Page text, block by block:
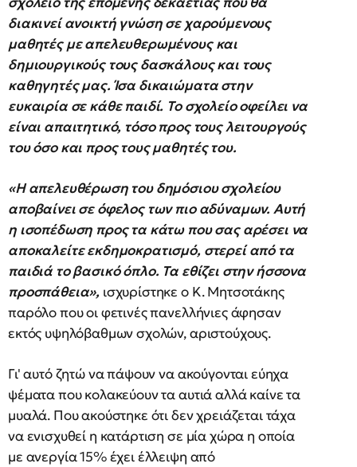
διακινεί ανοικτή γνώση σε χαρούμενους
μαθητές με απελευθερωμένους και
δημιουργικούς τους δασκάλους και τους
καθηγητές μας. Ίσα δικαιώματα στην
ευκαιρία σε κάθε παιδί. Το σχολείο οφείλει να
είναι απαιτητικό, τόσο προς τους λειτουργούς
του όσο και προς τους μαθητές του.
«Η απελευθέρωση του δημόσιου σχολείου
αποβαίνει σε όφελος των πιο αδύναμων. Αυτή
η ισοπέδωση προς τα κάτω που σας αρέσει να
αποκαλείτε εκδημοκρατισμό, στερεί από τα
παιδιά το βασικό όπλο. Τα εθίζει στην ήσσονα
προσπάθεια», ισχυρίστηκε ο Κ. Μητσοτάκης
παρόλο που οι φετινές πανελλήνιες άφησαν
εκτός υψηλόβαθμων σχολών, αριστούχους.
Γι' αυτό ζητώ να πάψουν να ακούγονται εύηχα
ψέματα που κολακεύουν τα αυτιά αλλά καίνε τα
μυαλά. Που ακούστηκε ότι δεν χρειάζεται τάχα
να ενισχυθεί η κατάρτιση σε μία χώρα η οποία
με ανεργία 15% έχει έλλειψη από